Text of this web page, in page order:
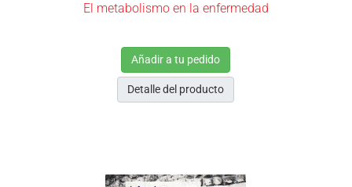
El metabolismo en la enfermedad
Añadir a tu pedido
Detalle del producto